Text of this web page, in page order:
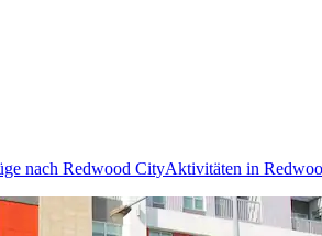
nach Redwood CityAktivitäten in